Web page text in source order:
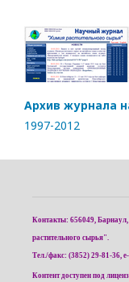
Архив журнала
1997-2012
Контакты: 656049,
растительного сырья".
Тел./факс: (3852) 29-81-36,
Контент доступен под